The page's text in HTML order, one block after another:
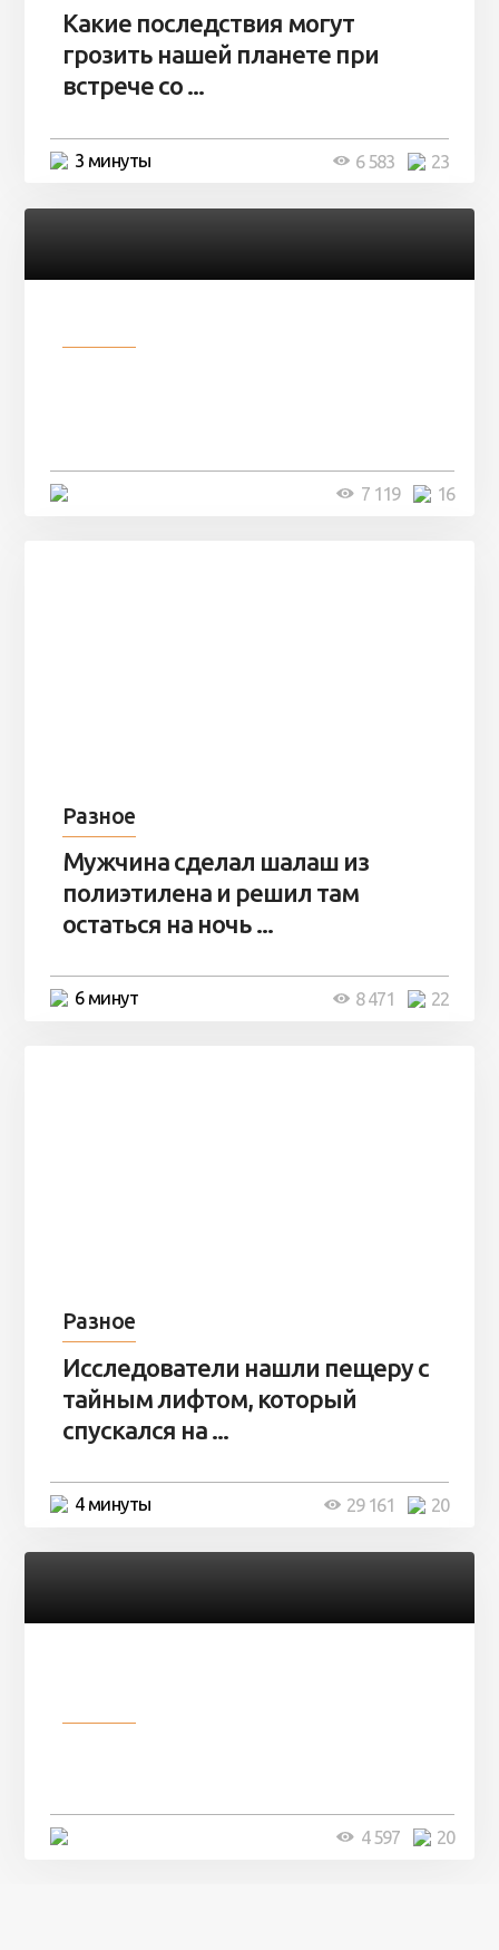
Какие последствия могут
грозить нашей планете при
встрече со ...
3 минуты 23
6 583
16
7 119
Разное
Мужчина сделал шалаш из
полиэтилена и решил там
остаться на ночь ...
6 минут 22
8 471
Разное
Исследователи нашли пещеру с
тайным лифтом, который
спускался на ...
4 минуты 20
29 161
20
4 597